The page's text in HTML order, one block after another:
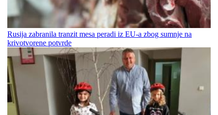
Rusija zabranila tranzit mesa peradi iz EU-a zbog sumnje na
krivotvorene potvrde